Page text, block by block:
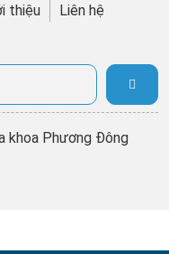
thiệu Liên hệ
khoa Phương Đông